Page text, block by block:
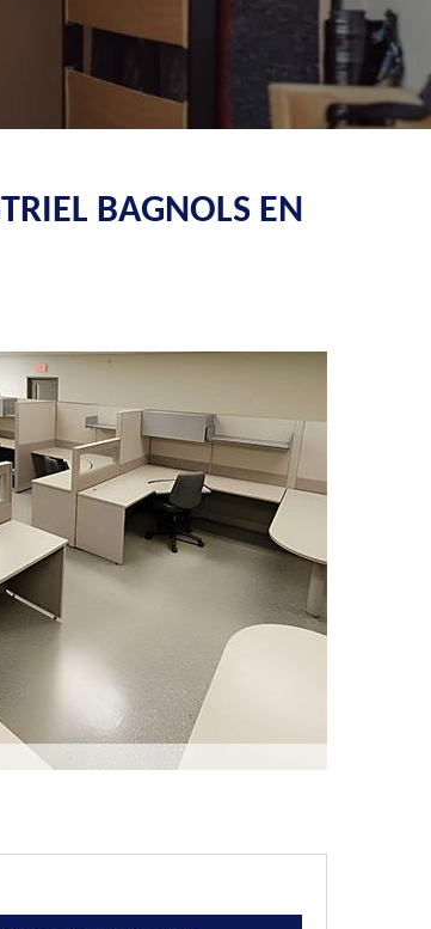
BAGNOLS EN